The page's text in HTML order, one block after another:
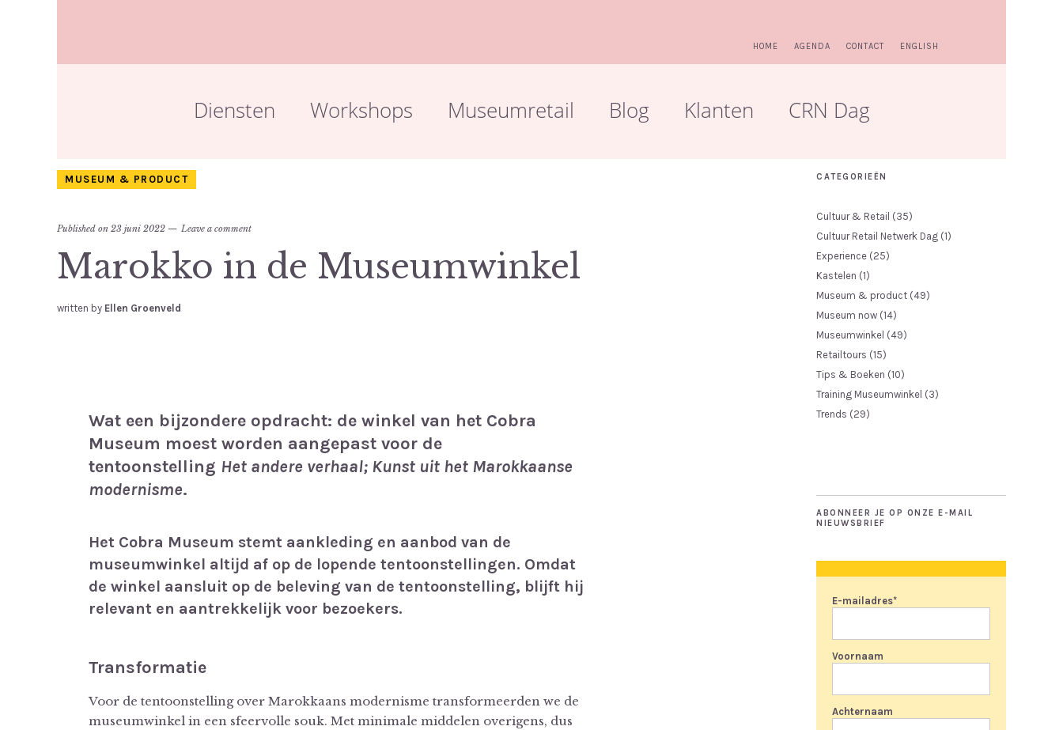
HOME AGENDA CONTACT ENGLISH
Diensten Workshops Museumretail Blog Klanten CRN Dag
MUSEUM & PRODUCT
Published on 23 juni 2022 Leave a comment
Marokko in de Museumwinkel
written by Ellen Groenveld
Wat een bijzondere opdracht: de winkel van het Cobra
Museum moest worden aangepast voor de
tentoonstelling Het andere verhaal; Kunst uit het Marokkaanse
modernisme.
Het Cobra Museum stemt aankleding en aanbod van de
museumwinkel altijd af op de lopende tentoonstellingen. Omdat
de winkel aansluit op de beleving van de tentoonstelling, blijft hij
relevant en aantrekkelijk voor bezoekers.
Transformatie
Voor de tentoonstelling over Marokkaans modernisme transformeerden we de
museumwinkel in een sfeervolle souk. Met minimale middelen overigens, dus
CATEGORIEËN
Cultuur & Retail (35)
Cultuur Retail Netwerk Dag (1)
Experience (25)
Kastelen (1)
Museum & product (49)
Museum now (14)
Museumwinkel (49)
Retailtours (15)
Tips & Boeken (10)
Training Museumwinkel (3)
Trends (29)
ABONNEER JE OP ONZE E-MAIL
NIEUWSBRIEF
E-mailadres*
Voornaam
Achternaam